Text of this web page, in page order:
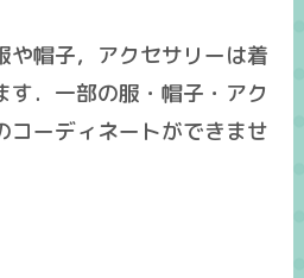
や帽子，アクセサリーは着
す．一部の服・帽子・アク
コーディネートができませ